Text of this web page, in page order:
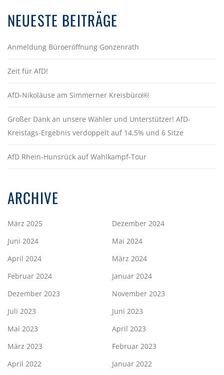
NEUESTE BEITRÄGE
Anmeldung Büroeröffnung Gonzenrath
Zeit für AfD!
AfD-Nikoläuse am Simmerner Kreisbüro￼
Großer Dank an unsere Wähler und Unterstützer! AfD-
Kreistags-Ergebnis verdoppelt auf 14,5% und 6 Sitze
AfD Rhein-Hunsrück auf Wahlkampf-Tour
ARCHIVE
März 2025
Dezember 2024
Juni 2024
Mai 2024
April 2024
März 2024
Februar 2024
Januar 2024
Dezember 2023
November 2023
Juli 2023
Juni 2023
Mai 2023
April 2023
März 2023
Februar 2023
April 2022
Januar 2022